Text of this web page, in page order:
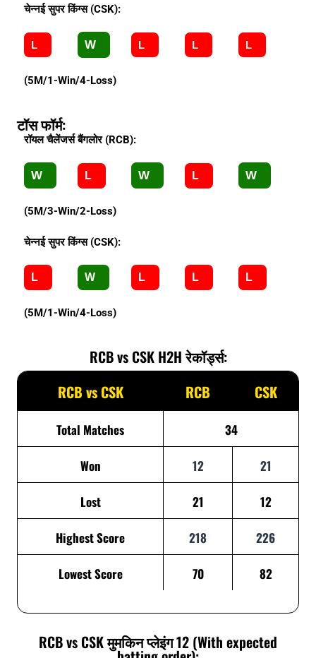
चेन्नई सुपर किंग्स (CSK):
L W L L L
(5M/1-Win/4-Loss)
टॉस फॉर्म:
रॉयल चैलेंजर्स बैंगलोर (RCB):
W L W L W
(5M/3-Win/2-Loss)
चेन्नई सुपर किंग्स (CSK):
L W L L L
(5M/1-Win/4-Loss)
RCB vs CSK H2H रेकॉर्ड्स:
RCB vs CSK
RCB CSK
Total Matches 34
Won 12 21
Lost 21 12
Highest Score 218 226
Lowest Score 70 82
RCB vs CSK मुमकिन प्लेइंग 12 (With expected